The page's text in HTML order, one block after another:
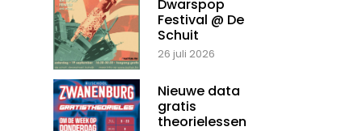
Dwarspop
Festival @ De
Schuit
26 juli 2026
Nieuwe data
gratis
theorielessen